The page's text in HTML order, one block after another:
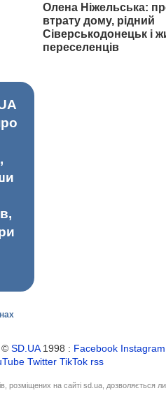
Олена Ніжельська:
втрату дому, рідний
Сіверськодонецьк і
переселенців
©SD.UA1998 : Facebook Instagram
Twitter TikTok rss
розміщених на сайті sd.ua, дозволяється